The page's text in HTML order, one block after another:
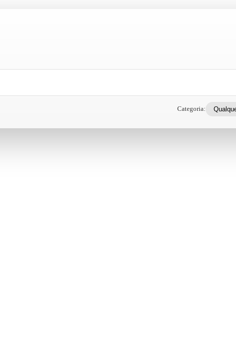
Categoria: